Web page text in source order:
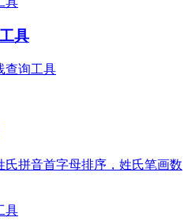
具
查询工具
氏拼音首字母排序，姓氏笔画数